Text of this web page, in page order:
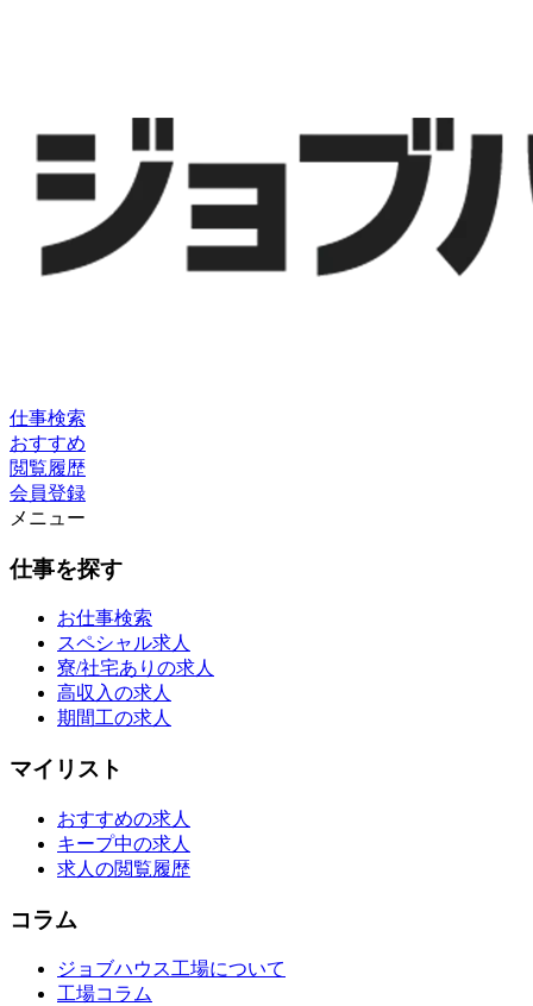
仕事検索
おすすめ
閲覧履歴
会員登録
メニュー
仕事を探す
お仕事検索
スペシャル求人
寮/社宅ありの求人
高収入の求人
期間工の求人
マイリスト
おすすめの求人
キープ中の求人
求人の閲覧履歴
コラム
ジョブハウス工場について
工場コラム